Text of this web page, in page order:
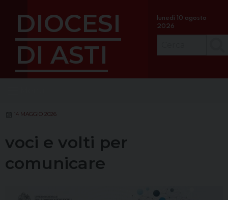
c
n
lunedì 10 agosto
2026
DIOCESI
DI ASTI
14 MAGGIO 2026
voci e volti per
comunicare